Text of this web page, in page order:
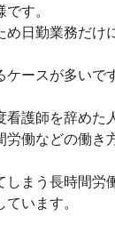
す。
日勤業務だけ
ースが多いです
護師を辞めた
働などの働き
まう長時間労
います。